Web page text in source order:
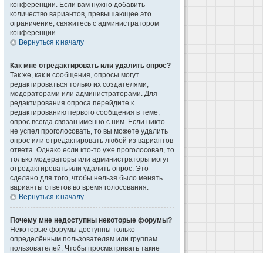
конференции. Если вам нужно добавить
количество вариантов, превышающее это
ограничение, свяжитесь с администратором
конференции.
Вернуться к началу
Как мне отредактировать или удалить опрос?
Так же, как и сообщения, опросы могут
редактироваться только их создателями,
модераторами или администраторами. Для
редактирования опроса перейдите к
редактированию первого сообщения в теме;
опрос всегда связан именно с ним. Если никто
не успел проголосовать, то вы можете удалить
опрос или отредактировать любой из вариантов
ответа. Однако если кто-то уже проголосовал, то
только модераторы или администраторы могут
отредактировать или удалить опрос. Это
сделано для того, чтобы нельзя было менять
варианты ответов во время голосования.
Вернуться к началу
Почему мне недоступны некоторые форумы?
Некоторые форумы доступны только
определённым пользователям или группам
пользователей. Чтобы просматривать такие